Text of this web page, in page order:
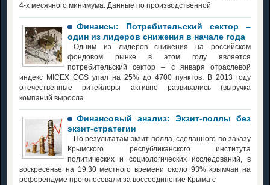
4-х месячного минимума. Данные по производственной
Финансы: Потребительский сектор –
один из лидеров снижения в начале года
Одним из лидеров снижения на российском
фондовом рынке в этом году является
потребительский сектор – с января отраслевой
индекс MICEX CGS упал на 25% до 4700 пунктов. В 2013 году
отечественные ритейлеры активно развивались (выручка
компаний выросла
Финансовый анализ: Экзит-поллы без
экзит-стратегии
По результатам экзит-полла, сделанного по заказу
Крымского республиканского института
политических и социологических исследований, в
воскресенье на 19:30 местного времени около 93% крымчан на
референдуме проголосовали за воссоединение Крыма с